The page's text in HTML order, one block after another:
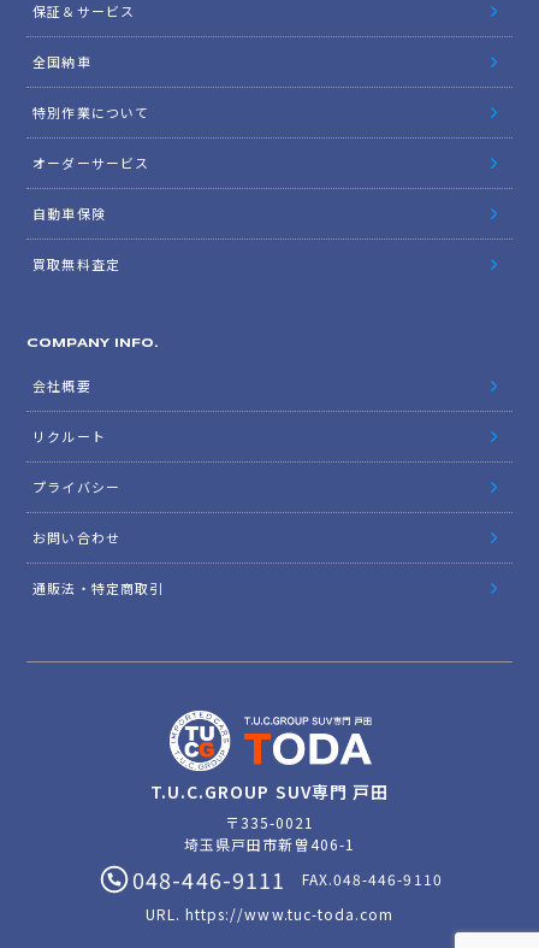
保証＆サービス
全国納車
特別作業について
オーダーサービス
自動車保険
買取無料査定
COMPANY INFO.
会社概要
リクルート
プライバシー
お問い合わせ
通販法・特定商取引
T.U.C.GROUP SUV専門 戸田
〒335-0021
埼玉県戸田市新曽406-1
048-446-9111
FAX.048-446-9110
URL.https://www.tuc-toda.com